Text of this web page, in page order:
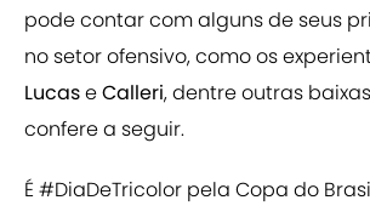
pode contar com alguns de seus
no setor ofensivo, como os
LucaseCalleri, dentre outras
confere a seguir.
É#DiaDeTricolor pela Copa do